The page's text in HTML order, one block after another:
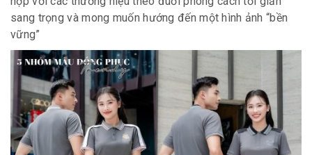
sang trọng và mong muốn hướng đến một hình ảnh “bền
vững”